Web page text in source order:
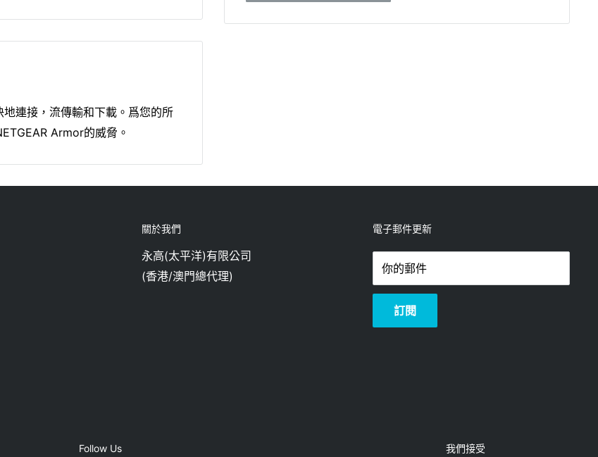
連接，流傳輸和下載。爲您的所
Armor的威脅。
關於我們
永高(太平洋)有限公司
(香港/澳門總代理)
電子郵件更新
你的郵件
訂閱
Follow Us 我們接受